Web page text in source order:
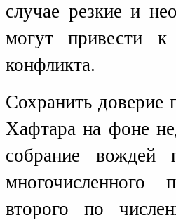
случае резкие и
могут привести к
конфликта.
Сохранить доверие
Хафтара на фоне
собрание вождей
второго по